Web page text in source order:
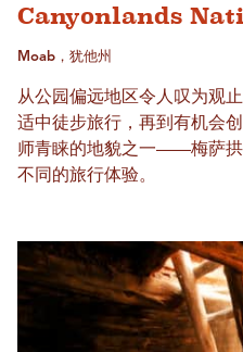
Canyonlands
Moab，犹他州
从公园偏远地区令人叹为观
适中徒步旅行，再到有机会
师青睐的地貌之一——梅萨拱
不同的旅行体验。